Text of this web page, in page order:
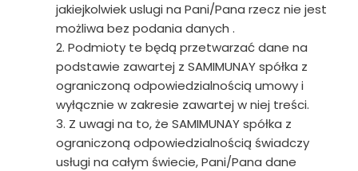
jakiejkolwiek uslugi na Pani/Pana rzecz nie jest
możliwa bez podania danych .
2. Podmioty te będą przetwarzać dane na
podstawie zawartej z SAMIMUNAY spółka z
ograniczoną odpowiedzialnością umowy i
wyłącznie w zakresie zawartej w niej treści.
3. Z uwagi na to, że SAMIMUNAY spółka z
ograniczoną odpowiedzialnością świadczy
usługi na całym świecie, Pani/Pana dane